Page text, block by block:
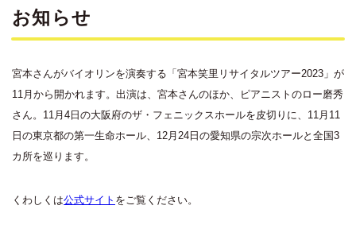
お知らせ
宮本さんがバイオリンを演奏する「宮本笑里リサイタルツアー2023」が
11月から開かれます。出演は、宮本さんのほか、ピアニストのロー磨秀
さん。11月4日の大阪府のザ・フェニックスホールを皮切りに、11月11
日の東京都の第一生命ホール、12月24日の愛知県の宗次ホールと全国3
カ所を巡ります。
くわしくは公式サイト をご覧ください。